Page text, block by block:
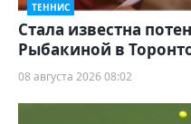
ТЕННИС
Cтала известна
Рыбакиной в
08 августа 2026 08:02